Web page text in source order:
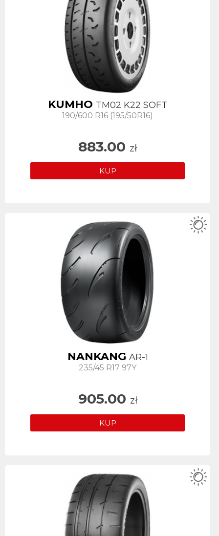
KUMHO TM02 K22 SOFT
190/600 R16 (195/50R16)
883.00 zł
KUP
NANKANG AR-1
235/45 R17 97Y
905.00 zł
KUP